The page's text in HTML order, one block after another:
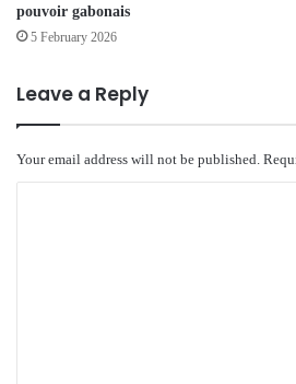
pouvoir gabonais
5 February 2026
Leave a Reply
Your email address will not be published.